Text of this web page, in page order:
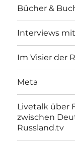
Bücher &
Interviews
Im Visier der
Meta
Livetalk über
zwischen
Russland.tv